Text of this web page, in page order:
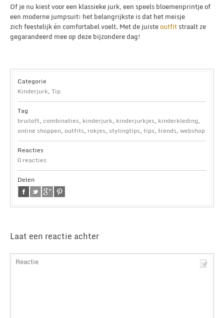
Of je nu kiest voor een klassieke jurk, een speels bloemenprintje of
een moderne jumpsuit: het belangrijkste is dat het meisje
zich feestelijk én comfortabel voelt. Met de juisteoutfitstraalt ze
gegarandeerd mee op deze bijzondere dag!
Categorie
Kinderjurk, Tip
Tag
bruiloft, combinaties, kinderjurk, kinderjurkjes, kinderkleding,
online shoppen, outfits, rokjes, stylingtips, tips, trends, webshop
Reacties
0 reacties
Delen
Laat een reactie achter